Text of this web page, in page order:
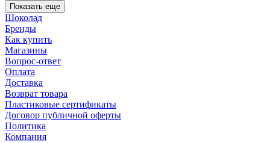
Показать еще
Шоколад
Бренды
Как купить
Магазины
Вопрос-ответ
Оплата
Доставка
Возврат товара
Пластиковые сертификаты
Договор публичной оферты
Политика
Компания